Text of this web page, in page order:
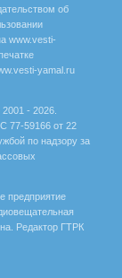
об
www.vesti-
yamal.ru
- 2026.
77-59166 от 22
по надзору за
предприятие
Редактор ГТРК